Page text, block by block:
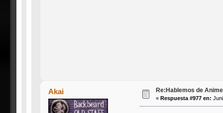
Akai Re:Hablemos de
« Respuesta #977 en: